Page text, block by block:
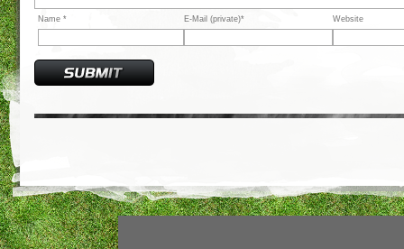
Name * E-Mail (private)* Website